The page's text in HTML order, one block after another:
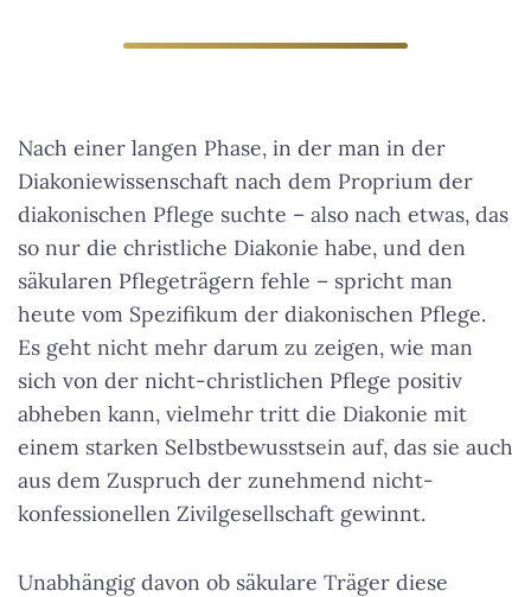
Nach einer langen Phase, in der man in der
Diakoniewissenschaft nach dem Proprium der
diakonischen Pflege suchte – also nach etwas, das
so nur die christliche Diakonie habe, und den
säkularen Pflegeträgern fehle – spricht man
heute vom Spezifikum der diakonischen Pflege.
Es geht nicht mehr darum zu zeigen, wie man
sich von der nicht-christlichen Pflege positiv
abheben kann, vielmehr tritt die Diakonie mit
einem starken Selbstbewusstsein auf, das sie auch
aus dem Zuspruch der zunehmend nicht-
konfessionellen Zivilgesellschaft gewinnt.
Unabhängig davon ob säkulare Träger diese